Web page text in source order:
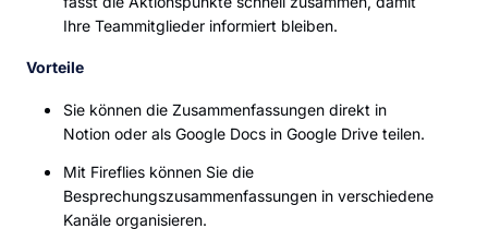
Ihre Teammitglieder informiert bleiben.
Vorteile
Sie können die Zusammenfassungen direkt in
Notion oder als Google Docs in Google Drive teilen.
Mit Fireflies können Sie die
Besprechungszusammenfassungen in verschiedene
Kanäle organisieren.